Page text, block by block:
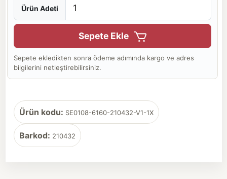
Ürün Adeti
Sepete Ekle
Sepete ekledikten sonra ödeme adımında kargo ve adres
bilgilerini netleştirebilirsiniz.
Ürün kodu: SE0108-6160-210432-V1-1X
Barkod: 210432